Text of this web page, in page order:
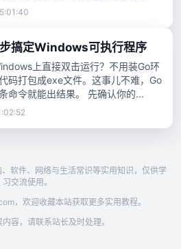
搞定Windows可执行程序
上直接双击运行？不用装Go环
码打包成exe文件。这事儿不难，Go
命令就能出结果。 先确认你的...
软件、网络与生活常识等实用知识，仅供学
习交流使用。
，欢迎收藏本站获取更多实用教程。
容，请联系站长及时处理。